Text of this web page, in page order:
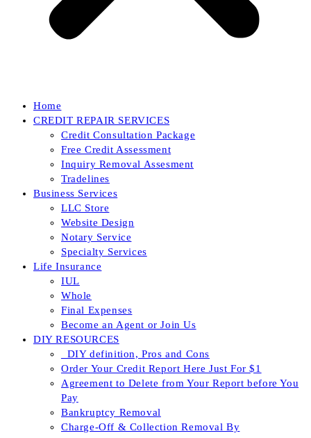
Home
CREDIT REPAIR SERVICES
Credit Consultation Package
Free Credit Assessment
Inquiry Removal Assesment
Tradelines
Business Services
LLC Store
Website Design
Notary Service
Specialty Services
Life Insurance
IUL
Whole
Final Expenses
Become an Agent or Join Us
DIY RESOURCES
_DIY definition, Pros and Cons
Order Your Credit Report Here Just For $1
Agreement to Delete from Your Report before You
Pay
Bankruptcy Removal
Charge-Off & Collection Removal By